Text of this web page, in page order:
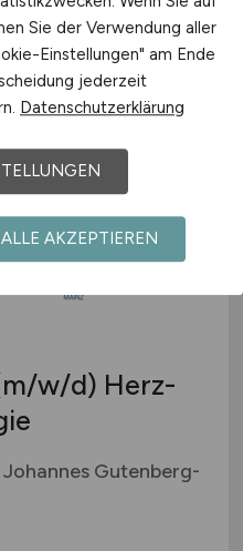
Gutenberg-
w/d) Herz-
Gutenberg-
Sie der Verwendung aller
Einstellungen" am Ende
jederzeit
Datenschutzerklärung
ALLE AKZEPTIEREN